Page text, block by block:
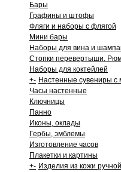
Бары
Графины и штофы
Фляги и наборы с флягой
Мини бары
Наборы для вина и
Стопки перевертыши.
Наборы для коктейлей
+- Настенные сувениры с
Часы настенные
Ключницы
Панно
Иконы, оклады
Гербы, эмблемы
Изготовление часов
Плакетки и картины
+- Изделия из кожи